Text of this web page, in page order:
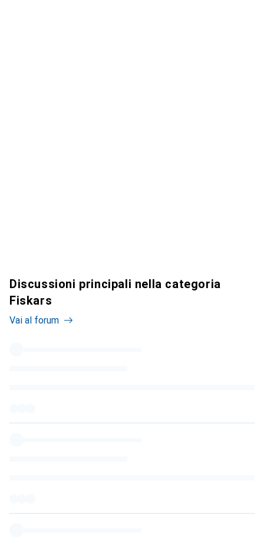
Discussioni principali nella categoria
Fiskars
Vai al forum